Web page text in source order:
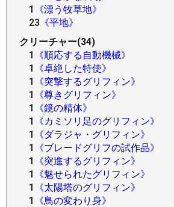
1
《漂う牧草地》
23 《平地》
クリーチャー(34)
1
《順応する自動機械》
1
《卓絶した特使》
1
《突撃するグリフィン》
1
《尊きグリフィン》
1
《鏡の精体》
1
《カミソリ足のグリフィン》
1
《ダラジャ・グリフィン》
1
《ブレードグリフの試作品》
1
《突進するグリフィン》
1
《魅せられたグリフィン》
1
《太陽塔のグリフィン》
1
《鳥の変わり身》